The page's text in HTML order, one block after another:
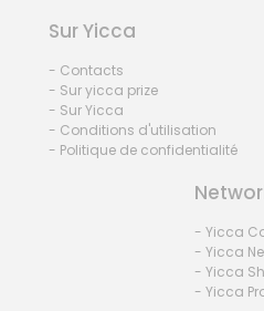
Sur Yicca
- Contacts
- Sur yicca prize
- Sur Yicca
- Conditions d'utilisation
- Politique de confidentialité
- Yicca
- Yicca
- Yicca
- Yicca